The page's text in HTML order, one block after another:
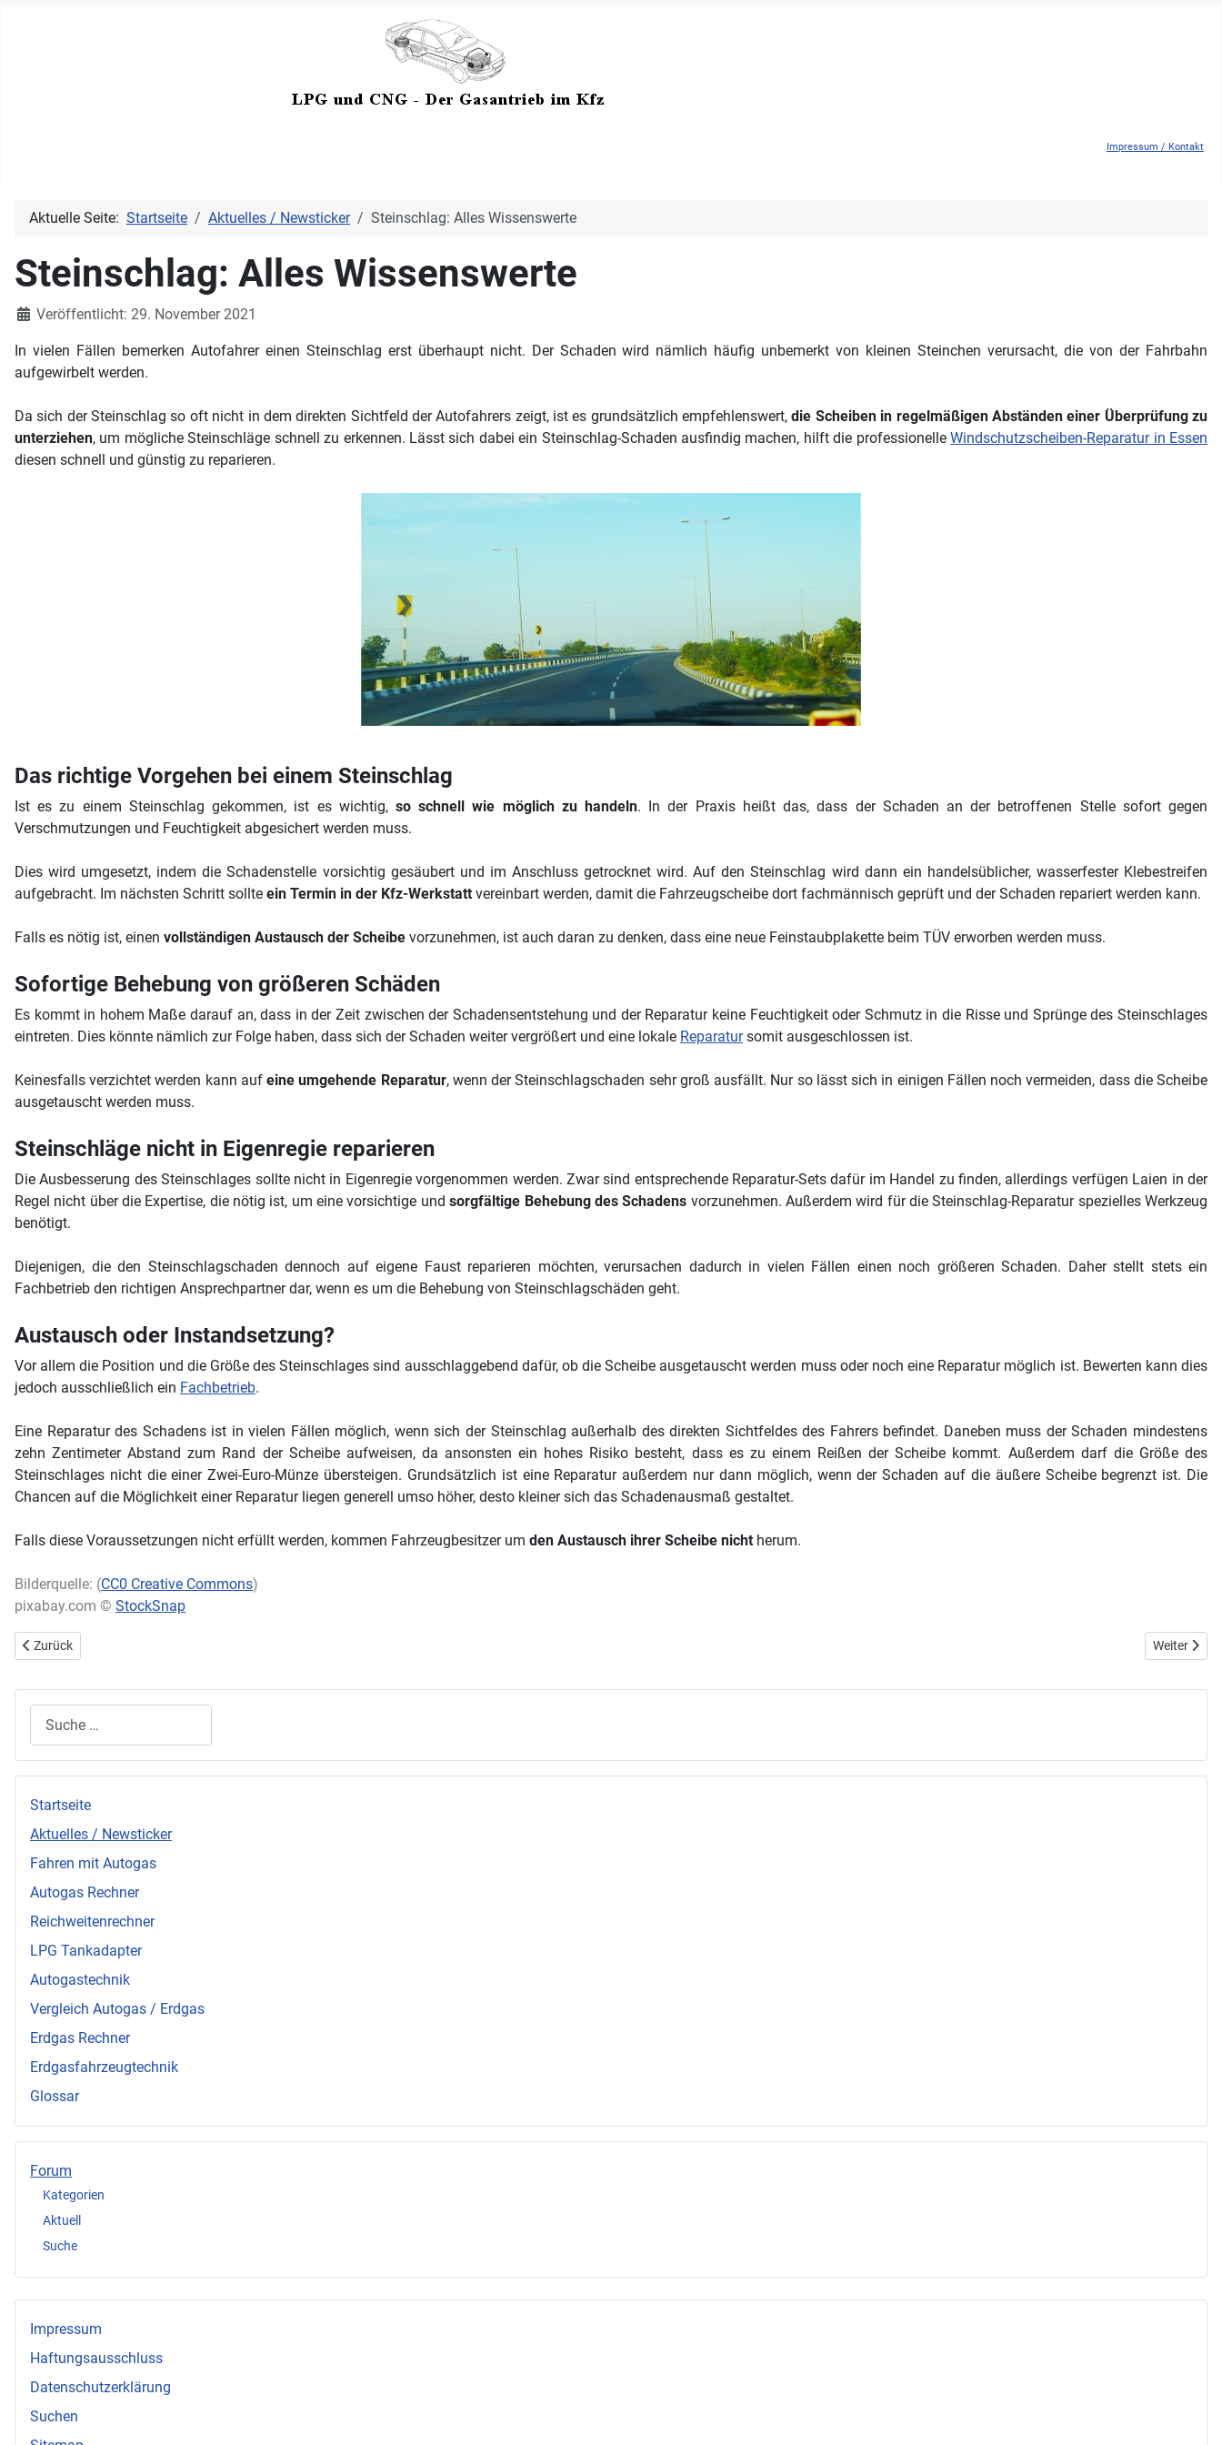
Impressum / Kontakt
Aktuelle Seite: Startseite Aktuelles / Newsticker Steinschlag: Alles Wissenswerte
Steinschlag: Alles Wissenswerte
DetailsVeröffentlicht: 29. November 2021
In vielen Fällen bemerken Autofahrer einen Steinschlag erst überhaupt nicht. Der Schaden wird nämlich häufig unbemerkt von kleinen Steinchen verursacht, die von der Fahrbahn
aufgewirbelt werden.
Da sich der Steinschlag so oft nicht in dem direkten Sichtfeld der Autofahrers zeigt, ist es grundsätzlich empfehlenswert,die Scheiben in regelmäßigen Abständen einer Überprüfung zu
unterziehen, um mögliche Steinschläge schnell zu erkennen. Lässt sich dabei ein Steinschlag-Schaden ausfindig machen, hilft die professionelleWindschutzscheiben-Reparatur in Essen
diesen schnell und günstig zu reparieren.
Das richtige Vorgehen bei einem Steinschlag
Ist es zu einem Steinschlag gekommen, ist es wichtig, so schnell wie möglich zu handeln. In der Praxis heißt das, dass der Schaden an der betroffenen Stelle sofort gegen
Verschmutzungen und Feuchtigkeit abgesichert werden muss.
Dies wird umgesetzt, indem die Schadenstelle vorsichtig gesäubert und im Anschluss getrocknet wird. Auf den Steinschlag wird dann ein handelsüblicher, wasserfester Klebestreifen
aufgebracht. Im nächsten Schritt sollte ein Termin in der Kfz-Werkstatt vereinbart werden, damit die Fahrzeugscheibe dort fachmännisch geprüft und der Schaden repariert werden kann.
Falls es nötig ist, einen vollständigen Austausch der Scheibe vorzunehmen, ist auch daran zu denken, dass eine neue Feinstaubplakette beim TÜV erworben werden muss.
Sofortige Behebung von größeren Schäden
Es kommt in hohem Maße darauf an, dass in der Zeit zwischen der Schadensentstehung und der Reparatur keine Feuchtigkeit oder Schmutz in die Risse und Sprünge des Steinschlages
eintreten. Dies könnte nämlich zur Folge haben, dass sich der Schaden weiter vergrößert und eine lokale Reparatursomit ausgeschlossen ist.
Keinesfalls verzichtet werden kann aufeine umgehende Reparatur, wenn der Steinschlagschaden sehr groß ausfällt. Nur so lässt sich in einigen Fällen noch vermeiden, dass die Scheibe
ausgetauscht werden muss.
Steinschläge nicht in Eigenregie reparieren
Die Ausbesserung des Steinschlages sollte nicht in Eigenregie vorgenommen werden. Zwar sind entsprechende Reparatur-Sets dafür im Handel zu finden, allerdings verfügen Laien in der
Regel nicht über die Expertise, die nötig ist, um eine vorsichtige undsorgfältige Behebung des Schadens vorzunehmen. Außerdem wird für die Steinschlag-Reparatur spezielles Werkzeug
benötigt.
Diejenigen, die den Steinschlagschaden dennoch auf eigene Faust reparieren möchten, verursachen dadurch in vielen Fällen einen noch größeren Schaden. Daher stellt stets ein
Fachbetrieb den richtigen Ansprechpartner dar, wenn es um die Behebung von Steinschlagschäden geht.
Austausch oder Instandsetzung?
Vor allem die Position und die Größe des Steinschlages sind ausschlaggebend dafür, ob die Scheibe ausgetauscht werden muss oder noch eine Reparatur möglich ist. Bewerten kann dies
jedoch ausschließlich ein Fachbetrieb.
Eine Reparatur des Schadens ist in vielen Fällen möglich, wenn sich der Steinschlag außerhalb des direkten Sichtfeldes des Fahrers befindet. Daneben muss der Schaden mindestens
zehn Zentimeter Abstand zum Rand der Scheibe aufweisen, da ansonsten ein hohes Risiko besteht, dass es zu einem Reißen der Scheibe kommt. Außerdem darf die Größe des
Steinschlages nicht die einer Zwei-Euro-Münze übersteigen. Grundsätzlich ist eine Reparatur außerdem nur dann möglich, wenn der Schaden auf die äußere Scheibe begrenzt ist. Die
Chancen auf die Möglichkeit einer Reparatur liegen generell umso höher, desto kleiner sich das Schadenausmaß gestaltet.
Falls diese Voraussetzungen nicht erfüllt werden, kommen Fahrzeugbesitzer um den Austausch ihrer Scheibe nicht herum.
Bilderquelle: (CC0 Creative Commons)
pixabay.com © StockSnap
Vorheriger Beitrag: Darf man sein Auto eigentlich selbst reparieren?
Zurück Nächster
Weiter
Startseite
Aktuelles / Newsticker
Fahren mit Autogas
Autogas Rechner
Reichweitenrechner
LPG Tankadapter
Autogastechnik
Vergleich Autogas / Erdgas
Erdgas Rechner
Erdgasfahrzeugtechnik
Glossar
Forum
Kategorien
Aktuell
Suche
Impressum
Haftungsausschluss
Datenschutzerklärung
Suchen